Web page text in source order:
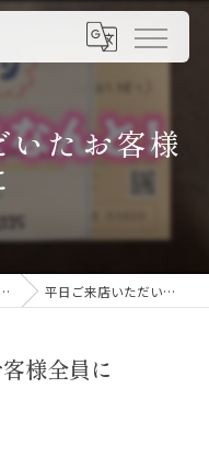
いたお客様
平日ご来店いただいたお客様全員に
様全員に